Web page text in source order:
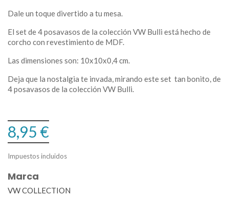
Dale un toque divertido a tu mesa.
El set de 4 posavasos de la colección VW Bulli está hecho de
corcho con revestimiento de MDF.
Las dimensiones son: 10x10x0,4 cm.
Deja que la nostalgia te invada, mirando este set tan bonito, de
4 posavasos de la colección VW Bulli.
8,95 €
Impuestos incluidos
Marca
VW COLLECTION